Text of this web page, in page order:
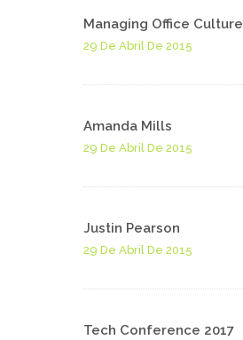
Managing Office Culture
29 De Abril De 2015
Amanda Mills
29 De Abril De 2015
Justin Pearson
29 De Abril De 2015
Tech Conference 2017